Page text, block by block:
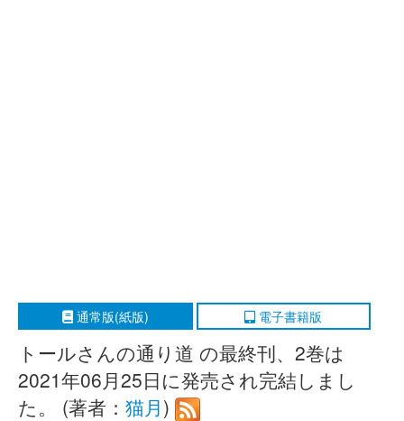
通常版(紙版) 電子書籍版
トールさんの通り道 の最終刊、2巻は
2021年06月25日に発売され完結しまし
た。 (著者： 猫月)